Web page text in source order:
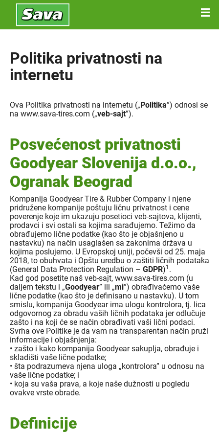
Politika privatnosti na
internetu
Ova Politika privatnosti na internetu („Politika”) odnosi se
na www.sava-tires.com („veb-sajt”).
Posvećenost privatnosti
Goodyear Slovenija d.o.o.,
Ogranak Beograd
Kompanija Goodyear Tire & Rubber Company i njene
pridružene kompanije poštuju ličnu privatnost i cene
poverenje koje im ukazuju posetioci veb-sajtova, klijenti,
prodavci i svi ostali sa kojima sarađujemo. Težimo da
obrađujemo lične podatke (kao što je objašnjeno u
nastavku) na način usaglašen sa zakonima država u
kojima poslujemo. U Evropskoj uniji, počevši od 25. maja
2018, to obuhvata i Opštu uredbu o zaštiti ličnih podataka
(General Data Protection Regulation – GDPR)1 .
Kad god posetite naš veb-sajt, www.sava-tires.com (u
daljem tekstu i „Goodyear” ili „mi”) obrađivaćemo vaše
lične podatke (kao što je definisano u nastavku). U tom
smislu, kompanija Goodyear ima ulogu kontrolora, tj. lica
odgovornog za obradu vaših ličnih podataka jer odlučuje
zašto i na koji će se način obrađivati vaši lični podaci.
Svrha ove Politike je da vam na transparentan način pruži
informacije i objašnjenja:
• zašto i kako kompanija Goodyear sakuplja, obrađuje i
skladišti vaše lične podatke;
• šta podrazumeva njena uloga „kontrolora” u odnosu na
vaše lične podatke; i
• koja su vaša prava, a koje naše dužnosti u pogledu
ovakve vrste obrade.
Definicije